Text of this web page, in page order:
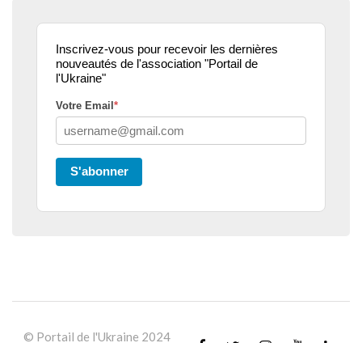
Inscrivez-vous pour recevoir les dernières
nouveautés de l'association "Portail de
l'Ukraine"
Votre Email *
S'abonner
© Portail de l'Ukraine 2024